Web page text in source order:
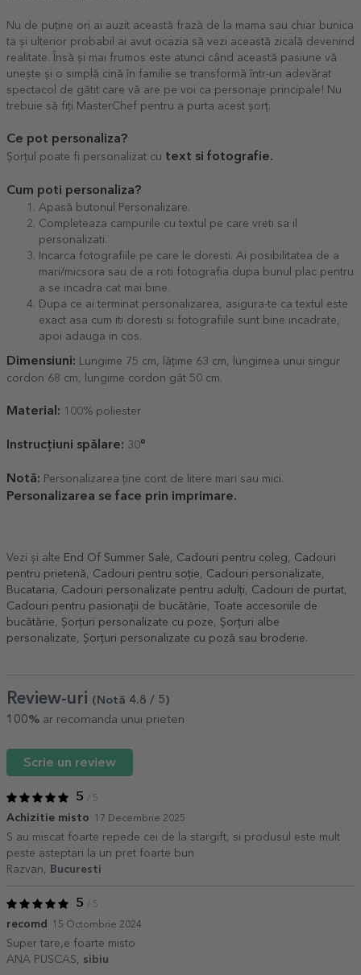
Nu de puține ori ai auzit această frază de la mama sau chiar bunica
ta și ulterior probabil ai avut ocazia să vezi această zicală devenind
realitate. Însă și mai frumos este atunci când această pasiune vă
unește și o simplă cină în familie se transformă într-un adevărat
spectacol de gătit care vă are pe voi ca personaje principale! Nu
trebuie să fiți MasterChef pentru a purta acest șorț.
Ce pot personaliza?
Șorțul poate fi personalizat cu text si fotografie.
Cum poti personaliza?
Apasă butonul Personalizare.
Completeaza campurile cu textul pe care vreti sa il
personalizati.
Incarca fotografiile pe care le doresti. Ai posibilitatea de a
mari/micsora sau de a roti fotografia dupa bunul plac pentru
a se incadra cat mai bine.
Dupa ce ai terminat personalizarea, asigura-te ca textul este
exact asa cum iti doresti si fotografiile sunt bine incadrate,
apoi adauga in cos.
Dimensiuni: Lungime 75 cm, lățime 63 cm, lungimea unui singur
cordon 68 cm, lungime cordon gât 50 cm.
Material: 100% poliester
Instrucțiuni spălare: 30°
Notă: Personalizarea ține cont de litere mari sau mici.
Personalizarea se face prin imprimare.
Vezi și alte End Of Summer Sale, Cadouri pentru coleg, Cadouri
pentru prietenă, Cadouri pentru soție, Cadouri personalizate,
Bucataria, Cadouri personalizate pentru adulți, Cadouri de purtat,
Cadouri pentru pasionații de bucătărie, Toate accesoriile de
bucătărie, Șorțuri personalizate cu poze, Șorțuri albe
personalizate, Șorțuri personalizate cu poză sau broderie.
Review-uri (Notă 4.8 / 5 )
100% ar recomanda unui prieten
Scrie un review
5 / 5
Achizitie misto 17 Decembrie 2025
S au miscat foarte repede cei de la stargift, si produsul este mult
peste asteptari la un pret foarte bun
Razvan,
Bucuresti
5 / 5
recomd 15 Octombrie 2024
Super tare,e foarte misto
ANA PUSCAS, sibiu